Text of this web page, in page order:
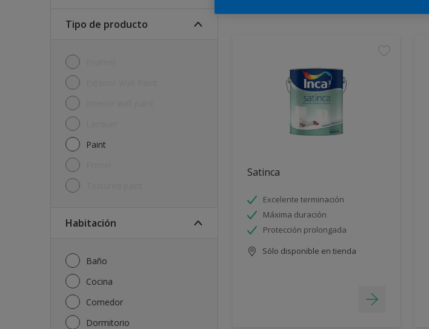
Tipo de producto
Paint
Habitación
Baño
Cocina
Comedor
Dormitorio
Satinca
Excelente terminación
Máxima duración
Protección prolongada
Sólo disponible en tienda